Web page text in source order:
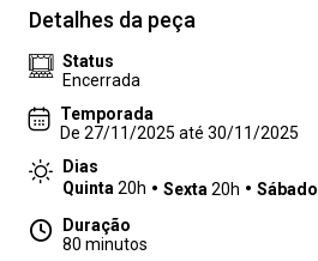
Detalhes da peça
Status
Encerrada
Temporada
De 27/11/2025 até 30/11/2025
Dias
Quinta 20h Sexta 20h Sábado
Duração
80 minutos